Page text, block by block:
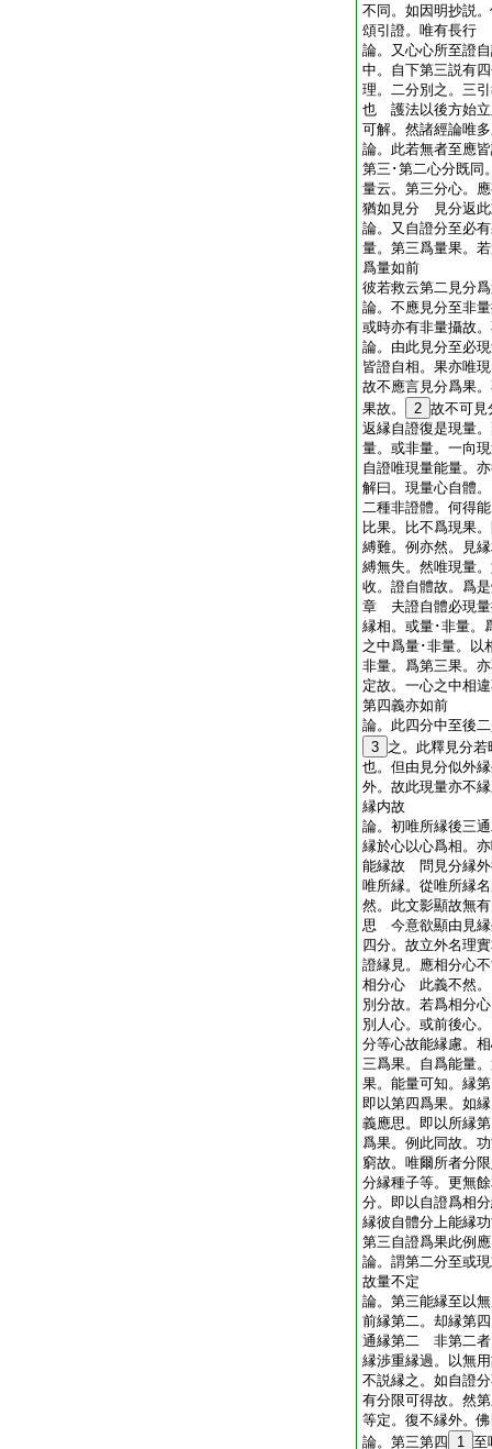
不同。如因明抄説
頌引證。唯有長行
論。又心心所至證
中。自下第三説有
理。二分別之。三
也 護法以後方始立
可解。然諸經論唯
論。此若無者至應
第三･第二心分既同
量云。第三分心。
猶如見分 見分返
論。又自證分至必
量。第三爲量果。
爲量如前
彼若救云第二見分
論。不應見分至非
或時亦有非量攝故
論。由此見分至必
皆證自相。果亦唯
故不應言見分爲果
果故。
2 故不可見
返縁自證復是現量
量。或非量。一向
自證唯現量能量。
解曰。現量心自體
二種非證體。何得
比果。比不爲現果
縛難。例亦然。見
縛無失。然唯現量
收。證自體故。爲
章 夫證自體必現量
縁相。或量･非量。
之中爲量･非量。以
非量。爲第三果。
定故。一心之中相
第四義亦如前
論。此四分中至後
3 之。此釋見分
也。但由見分似外
外。故此現量亦不
縁内故
論。初唯所縁後三
縁於心以心爲相。
能縁故 問見分縁外
唯所縁。從唯所縁
然。此文影顯故無
思 今意欲顯由見縁
四分。故立外名理
證縁見。應相分心
相分心 此義不然。
別分故。若爲相分
別人心。或前後心
分等心故能縁慮。
三爲果。自爲能量
果。能量可知。縁
即以第四爲果。如
義應思。即以所縁
爲果。例此同故。
窮故。唯爾所者分
分縁種子等。更無
分。即以自證爲相
縁彼自體分上能縁
第三自證爲果此例
論。謂第二分至或
故量不定
論。第三能縁至以
前縁第二。却縁第
通縁第二 非第二者
縁渉重縁過。以無
不説縁之。如自證
有分限可得故。然
等定。復不縁外。
論。第三第四
1 至